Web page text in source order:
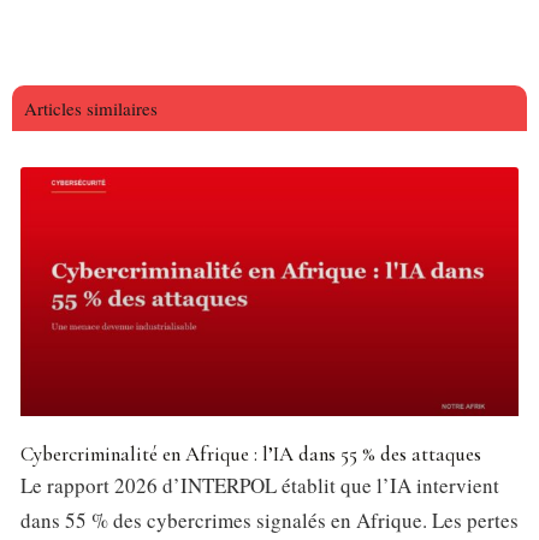
Articles similaires
Cybercriminalité en Afrique : l’IA dans 55 % des attaques
Le rapport 2026 d’INTERPOL établit que l’IA intervient
dans 55 % des cybercrimes signalés en Afrique. Les pertes